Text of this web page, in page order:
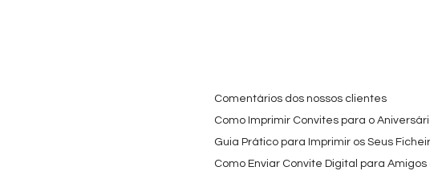
Preço
4,40 €
Comentários dos nossos clientes
Como Imprimir Convites para o
Guia Prático para Imprimir os Seus
Como Enviar Convite Digital para Amigos